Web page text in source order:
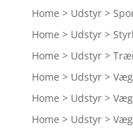
Home > Udstyr >
Home > Udstyr >
Home > Udstyr >
Home > Udstyr >
Home > Udstyr >
Home > Udstyr >